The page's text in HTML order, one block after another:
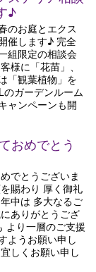
♪
のお庭とエクス
催します♪ 完全
組限定の相談会
様に「花苗」、
「観葉植物」を
ガーデンルーム
ャンペーンも開
おめでとう
でとうございま
賜わり 厚く御礼
中は 多大なるご
ありがとうござ
より一層のご支援
ようお願い申し
しくお願い申し